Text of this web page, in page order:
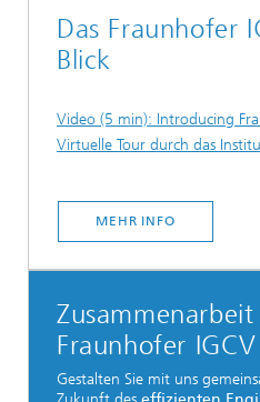
Das Fraunhofer
Blick
Video (5 min): Introducing
Virtuelle Tour durch das
MEHR INFO
Fraunhofer IGCV
Gestalten Sie mit uns